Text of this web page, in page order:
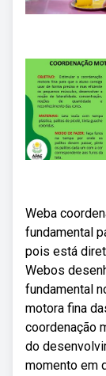
Weba
fundamental
pois está
Webos
fundamental
motora fina
coordenação
do
momento em